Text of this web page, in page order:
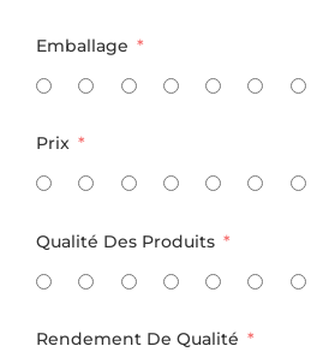
Emballage
Prix
Qualité Des Produits
Rendement De Qualité